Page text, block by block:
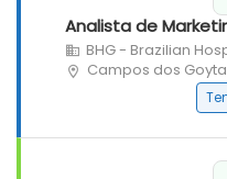
Analista de
BHG - Brazilian
Campos dos